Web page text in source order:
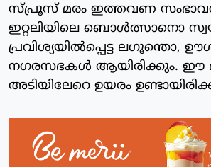
സ്പ്രൂസ് മരം ഇത്തവണ
ഇറ്റലിയിലെ ബൊള്‍ത്സാനൊ
പ്രവിശ്യയില്‍പ്പെട്ട ലഗൂന്തൊ,
നഗരസഭകള്‍ ആയിരിക്കും. ഈ
അടിയിലേറെ ഉയരം